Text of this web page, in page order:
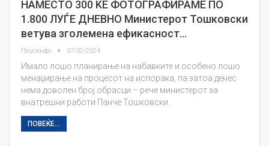
НАМЕСТО 300 ЌЕ ФОТОГРАФИРАМЕ ПО
1.800 ЛУЃЕ ДНЕВНО Министерот Тошковски
ветува зголемена ефикасност…
Плусинфо 07/02/2024
Имало лошо планирање на набавките и особено лошо
менаџирање на процесот на испорака, па затоа денес
нема доволен број обрасци – рече министерот за
внатрешни работи Панче Тошковски.
ПОВЕЌЕ...